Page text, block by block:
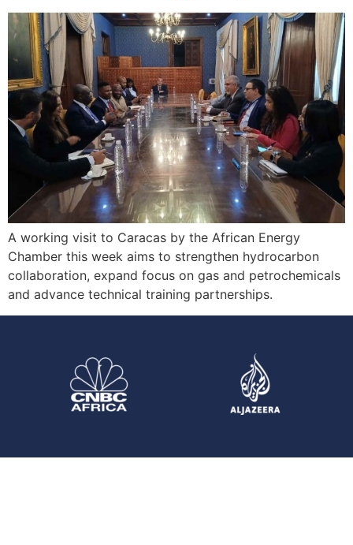
A working visit to Caracas by the African Energy
Chamber this week aims to strengthen hydrocarbon
collaboration, expand focus on gas and petrochemicals
and advance technical training partnerships.